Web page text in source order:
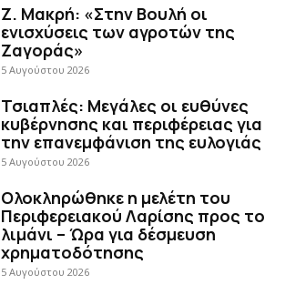
Ζ. Μακρή: «Στην Βουλή οι
ενισχύσεις των αγροτών της
Ζαγοράς»
5 Αυγούστου 2026
Τσιαπλές: Μεγάλες οι ευθύνες
κυβέρνησης και περιφέρειας για
την επανεμφάνιση της ευλογιάς
5 Αυγούστου 2026
Ολοκληρώθηκε η μελέτη του
Περιφερειακού Λαρίσης προς το
λιμάνι – Ώρα για δέσμευση
χρηματοδότησης
5 Αυγούστου 2026